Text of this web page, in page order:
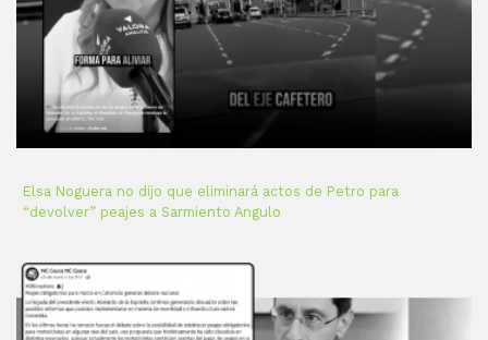
Elsa Noguera no dijo que eliminará actos de Petro para
“devolver” peajes a Sarmiento Angulo